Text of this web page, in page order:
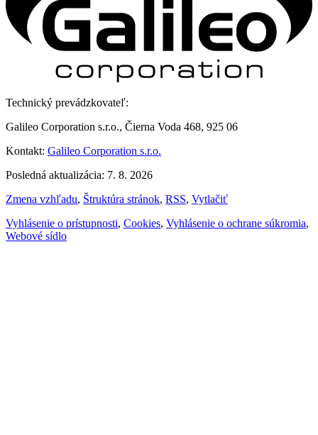
Technický prevádzkovateľ:
Galileo Corporation s.r.o., Čierna Voda 468, 925 06
Kontakt: Galileo Corporation s.r.o.
Posledná aktualizácia: 7. 8. 2026
Zmena vzhľadu, Štruktúra stránok, RSS, Vytlačiť
Vyhlásenie o prístupnosti, Cookies, Vyhlásenie o ochrane súkromia,
Webové sídlo